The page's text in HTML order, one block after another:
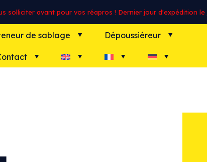
solliciter avant pour vos réapros ! Dernier jour d'expédition le
de sablage Dépoussiéreur